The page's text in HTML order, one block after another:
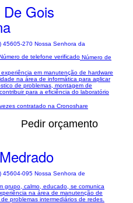
De Gois
45605-270 Nossa Senhora da
Número de
em manutenção de hardware
na área de informática para aplicar
de problemas, montagem de
para a eficiência do laboratório
contratado na Cronoshare
Pedir orçamento
45604-095 Nossa Senhora de
grupo, calmo, educado, se comunica
na área de manutenção de
problemas intermediários de redes.